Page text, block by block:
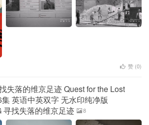
赞 (0)
失落的维京足迹 Quest for the Lost
英语中英双字 无水印纯净版
寻找失落的维京足迹
8